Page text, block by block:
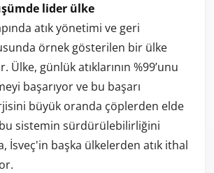
lider ülke
atık yönetimi ve geri
örnek gösterilen bir ülke
Ülke, günlük atıklarının %99’unu
başarıyor ve bu başarı
büyük oranda çöplerden elde
sistemin sürdürülebilirliğini
İsveç'in başka ülkelerden atık ithal